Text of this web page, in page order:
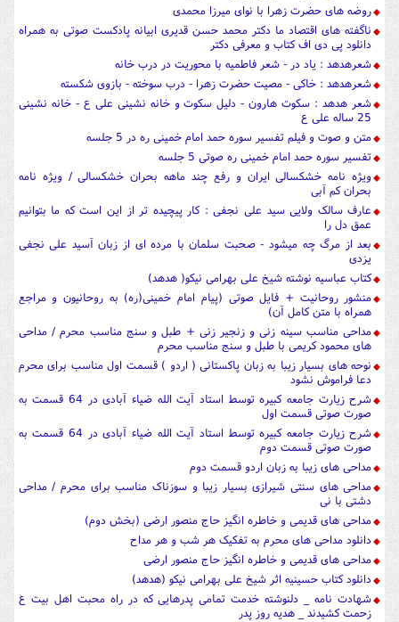
روضه های حضرت زهرا با نوای میرزا محمدی
ناگفته های اقتصاد ما دکتر محمد حسن قدیری ابیانه پادکست صوتی به همراه
دانلود پی دی اف کتاب و معرفی دکتر
شعرهدهد : یاد در - شعر فاطمیه با محوریت در درب خانه
شعرهدهد : خاکی - مصیت حضرت زهرا - درب سوخته - بازوی شکسته
شعر هدهد : سکوت هارون - دلیل سکوت و خانه نشینی علی ع - خانه نشینی
25 ساله علی ع
متن و صوت و فیلم تفسیر سوره حمد امام خمینی ره در 5 جلسه
تفسیر سوره حمد امام خمینی ره صوتی 5 جلسه
ویژه نامه خشکسالی ایران و رفع چند ماهه بحران خشکسالی / ویژه نامه
بحران کم آبی
عارف سالک ولایی سید علی نجفی : کار پیچیده تر از این است که ما بتوانیم
عمق دل را
بعد از مرگ چه میشود - صحبت سلمان با مرده ای از زبان آسید علی نجفی
یزدی
کتاب عباسیه نوشته شیخ علی بهرامی نیکو( هدهد)
منشور روحانیت + فایل صوتی (پیام امام خمینی(ره) به روحانیون و مراجع
همراه با متن کامل آن)
مداحی مناسب سینه زنی و زنجیر زنی + طبل و سنج مناسب محرم / مداحی
های محمود کریمی با طبل و سنج مناسب محرم
نوحه های بسیار زیبا به زبان پاکستانی ( اردو ) قسمت اول مناسب برای محرم
دعا فراموش نشود
شرح زیارت جامعه کبیره توسط استاد آیت الله ضیاء آبادی در 64 قسمت به
صورت صوتی قسمت اول
شرح زیارت جامعه کبیره توسط استاد آیت الله ضیاء آبادی در 64 قسمت به
صورت صوتی قسمت دوم
مداحی های زیبا به زبان اردو قسمت دوم
مداحی های سنتی شیرازی بسیار زیبا و سوزناک مناسب برای محرم / مداحی
دشتی با نی
مداحی های قدیمی و خاطره انگیز حاج منصور ارضی (بخش دوم)
دانلود مداحی های محرم به تفکیک هر شب و هر مداح
مداحی های قدیمی و خاطره انگیز حاج منصور ارضی
دانلود کتاب حسینیه اثر شیخ علی بهرامی نیکو (هدهد)
شهادت نامه _ دلنوشته خدمت تمامی پدرهایی که در راه محبت اهل بیت ع
زحمت کشیدند _ هدیه روز پدر